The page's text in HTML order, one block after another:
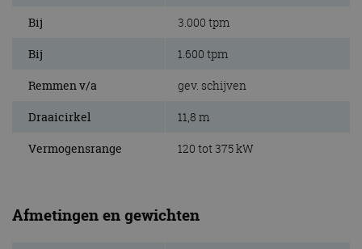
Bij 3.000 tpm
Bij 1.600 tpm
Remmen v/a gev. schijven
Draaicirkel 11,8 m
Vermogensrange 120 tot 375 kW
Afmetingen en gewichten